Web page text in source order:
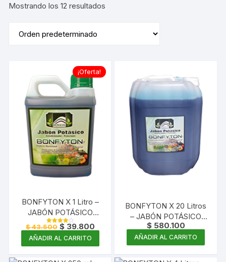
Mostrando los 12 resultados
¡Oferta!
BONFYTON X 1 Litro –
JABÓN POTÁSICO
CONCENTRADO
Valorado
4.00
$43.500 El
precio
original
era:
$39.800El
precio
es:
$ 39.800.
AÑADIR AL CARRITO
BONFYTON X 20 Litros
– JABÓN POTÁSICO
CONCENTRADO
$580.100
AÑADIR AL CARRITO